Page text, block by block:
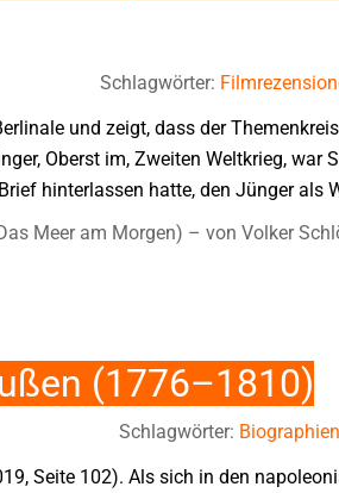
Schlagwörter:
und zeigt, dass der
Oberst im, Zweiten Weltkrieg,
hinterlassen hatte, den Jünger als
Meer am Morgen) – von Volker
(1776–1810)
Schlagwörter: Biographien
Seite 102). Als sich in den